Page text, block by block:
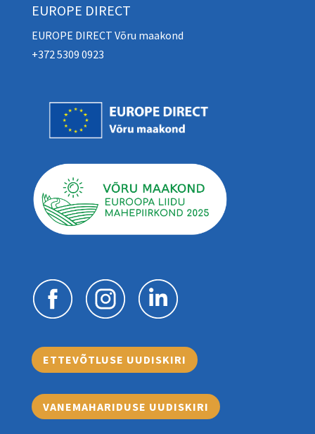
EUROPE DIRECT
EUROPE DIRECT Võru maakond
+372 5309 0923
ETTEVÕTLUSE UUDISKIRI
VANEMAHARIDUSE UUDISKIRI